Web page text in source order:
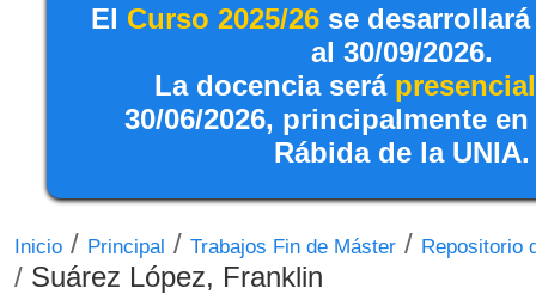
El Curso 2025/26 se desarrollará
al 30/09/2026.
La docencia será presencial
30/06/2026, principalmente
Rábida de la UNIA.
Inicio / Principal / Trabajos Fin de Máster / Repositorio
/ Suárez López, Franklin